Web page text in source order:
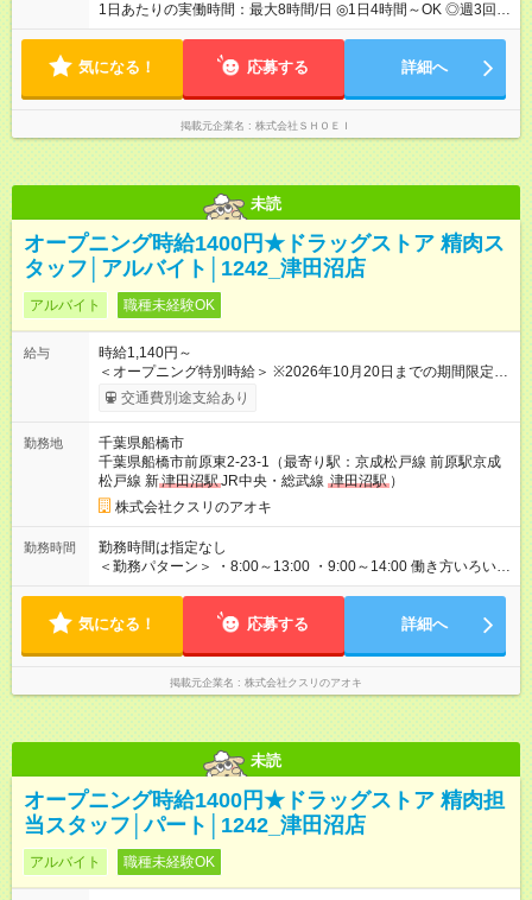
1日あたりの実働時間：最大8時間/日 ◎1日4時間～OK ◎週3回～
OK ◎土日祝のみOK ※平日は11:00～19:00、休日・祝日は10:00
気になる！ 応募する 詳細へ
掲載元企業名 株式会社ＳＨＯＥＩ
未読
オープニング時給1400円★ドラッグストア 精肉ス
タッフ│アルバイト│1242_津田沼店
アルバイト 職種未経験OK
給与
時給1,140円～
＜オープニング特別時給＞ ※2026年10月20日までの期間限定特
別時給 8:30～17:00 時給1400円 ※2026年10月21日～通常時
給適用 8:30～17:00 時給1140円 ※日祝は時給100円ＵＰ！ 22
100円） (内訳 手当60円＋調整手当40円） ※2026年10月21日
～適用 ★当社条件に対応できる方時給UP★ 8:00～17:00＋160
円 ★当社条件★ 近隣店舗へのヘルプが可能な方 【試用期間】試
用期間なし
交通費別途支給あり
勤務地
千葉県船橋市
千葉県船橋市前原東2-23-1（最寄り駅：京成松戸線 前原駅京成
松戸線 新津田沼駅JR中央・総武線 津田沼駅 ）
株式会社クスリのアオキ
勤務時間
勤務時間は指定なし
＜勤務パターン＞ ・8:00～13:00 ・9:00～14:00 働き方いろいろ
8:30～、9:30～の勤務も大丈夫！ ※1日の実働時間が法定労働時
気になる！ 応募する 詳細へ
掲載元企業名 株式会社クスリのアオキ
未読
オープニング時給1400円★ドラッグストア 精肉担
当スタッフ│パート│1242_津田沼店
アルバイト 職種未経験OK